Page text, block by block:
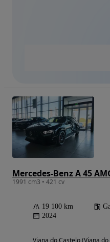
Mercedes-Benz A 45
1991 cm3 • 421 cv
19 100 km
2024
Viana do Castelo (Viana